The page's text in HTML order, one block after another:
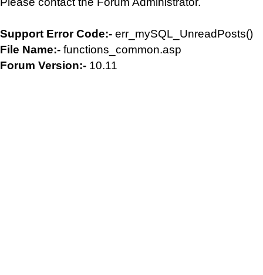
Support Error Code:- err_mySQL_UnreadPosts()
File Name:- functions_common.asp
Forum Version:- 10.11